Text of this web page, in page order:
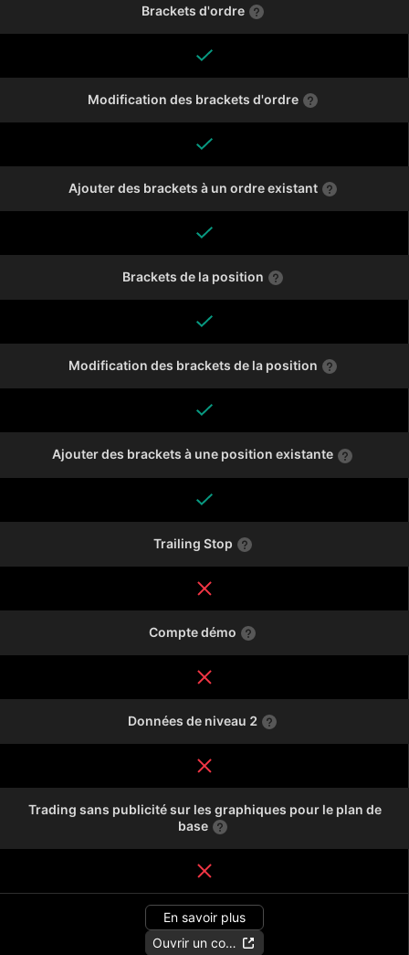
Brackets d'ordre
Modification des brackets d'ordre
Ajouter des brackets à un ordre existant
Brackets de la position
Modification des brackets de la position
Ajouter des brackets à une position existante
Trailing Stop
Compte démo
Données de niveau 2
Trading sans publicité sur les graphiques pour le plan de
base
En savoir plus
Ouvrir un compte